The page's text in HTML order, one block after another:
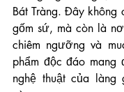
Bát Tràng. Đây không
gốm sứ, mà còn là
chiêm ngưỡng và
phẩm độc đáo mang
nghệ thuật của làng